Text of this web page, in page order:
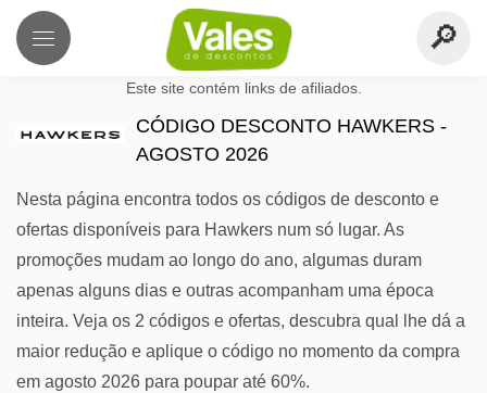
Este site contém links de afiliados.
CÓDIGO DESCONTO HAWKERS -
AGOSTO 2026
Nesta página encontra todos os códigos de desconto e
ofertas disponíveis para Hawkers num só lugar. As
promoções mudam ao longo do ano, algumas duram
apenas alguns dias e outras acompanham uma época
inteira. Veja os 2 códigos e ofertas, descubra qual lhe dá a
maior redução e aplique o código no momento da compra
em agosto 2026 para poupar até 60%.